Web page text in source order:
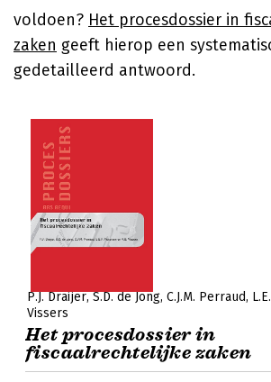
voldoen? Het procesdossier in
zaken geeft hierop een
gedetailleerd antwoord.
P.J. Draijer S.D. de Jong C.J.M. Perraud
Vissers
Het procesdossier in
fiscaalrechtelijke zaken